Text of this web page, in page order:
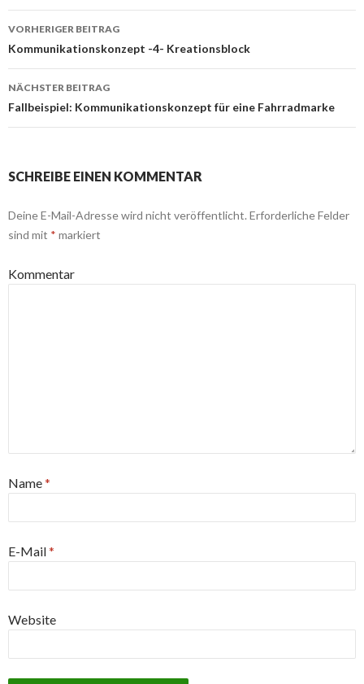
Beitrags-
Navigation
VORHERIGER BEITRAG
Kommunikationskonzept -4- Kreationsblock
NÄCHSTER BEITRAG
Fallbeispiel: Kommunikationskonzept für eine Fahrradmarke
SCHREIBE EINEN KOMMENTAR
Deine E-Mail-Adresse wird nicht veröffentlicht. Erforderliche Felder
sind mit * markiert
Kommentar
Name*
E-Mail*
Website